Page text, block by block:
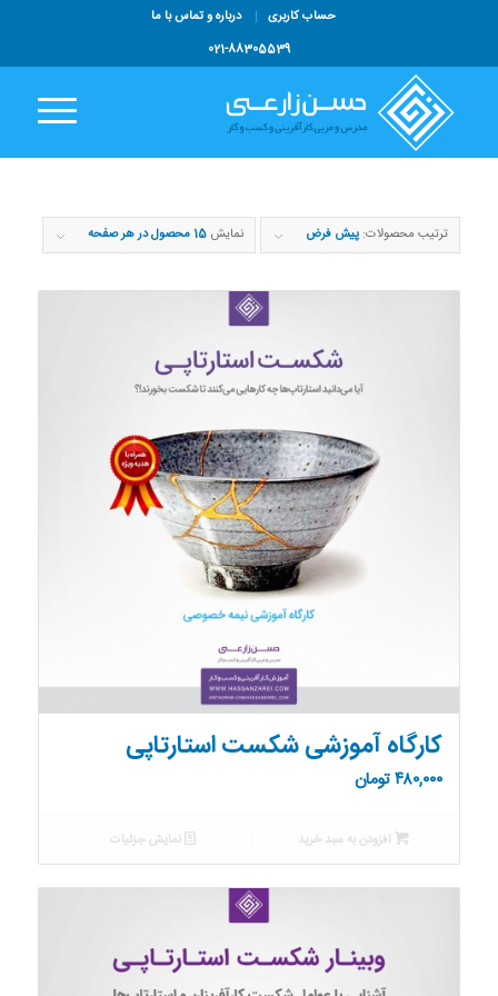
حساب کاربری
درباره و تماس با ما
021-88305539
ترتیب محصولات: پیش فرض نمایش 15 محصول در هر صفحه
کارگاه آموزشی شکست استارتاپی
۴۸۰,۰۰۰تومان
افزودن به سبد خرید نمایش جزئیات